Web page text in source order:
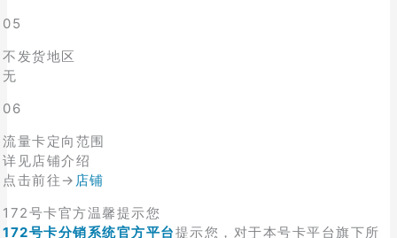
05
不发货地区
无
06
流量卡定向范围
详见店铺介绍
点击前往→ 店铺
172号卡官方温馨提示您
172号卡分销系统官方平台提示您，对于本号卡平台旗下所